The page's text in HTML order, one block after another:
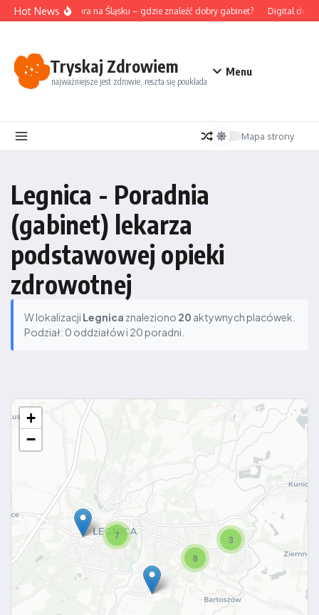
Przejdź do treści
Hot NewsAkupunktura na Śląsku – gdzie znaleźć dobry gabinet? Digital detox
Tryskaj Zdrowiem
najważniejsze jest zdrowie, reszta się poukłada
Menu
Mapa strony
Legnica - Poradnia
(gabinet) lekarza
podstawowej opieki
zdrowotnej
W lokalizacji Legnica znaleziono 20 aktywnych placówek.
Podział: 0 oddziałów i 20 poradni.
3
8
7
+
−